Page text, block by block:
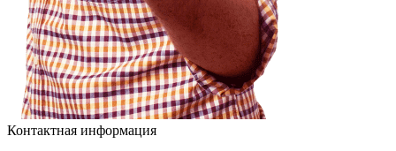
Контактная информация